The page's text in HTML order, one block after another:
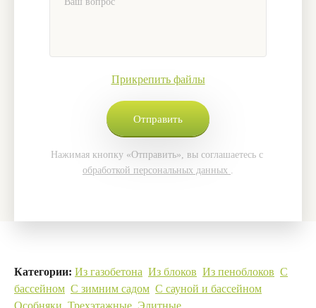
Прикрепить файлы
Нажимая кнопку «Отправить», вы соглашаетесь с
обработкой персональных данных .
Категории: Из газобетона Из блоков Из пеноблоков С
бассейном С зимним садом С сауной и бассейном
Особняки Трехэтажные Элитные